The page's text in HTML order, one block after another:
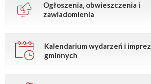
Ogłoszenia, obwieszczenia i
zawiadomienia
Kalendarium wydarzeń i imprez
gminnych